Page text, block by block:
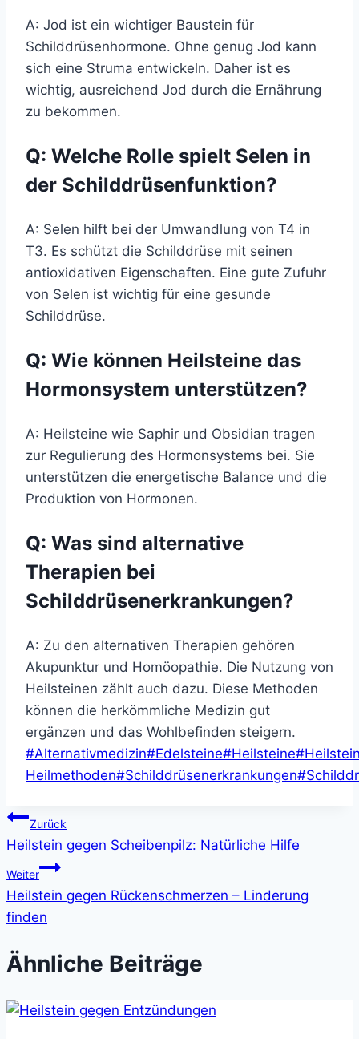
A: Jod ist ein wichtiger Baustein für
Schilddrüsenhormone. Ohne genug Jod kann
sich eine Struma entwickeln. Daher ist es
wichtig, ausreichend Jod durch die Ernährung
zu bekommen.
Q: Welche Rolle spielt Selen in
der Schilddrüsenfunktion?
A: Selen hilft bei der Umwandlung von T4 in
T3. Es schützt die Schilddrüse mit seinen
antioxidativen Eigenschaften. Eine gute Zufuhr
von Selen ist wichtig für eine gesunde
Schilddrüse.
Q: Wie können Heilsteine das
Hormonsystem unterstützen?
A: Heilsteine wie Saphir und Obsidian tragen
zur Regulierung des Hormonsystems bei. Sie
unterstützen die energetische Balance und die
Produktion von Hormonen.
Q: Was sind alternative
Therapien bei
Schilddrüsenerkrankungen?
A: Zu den alternativen Therapien gehören
Akupunktur und Homöopathie. Die Nutzung von
Heilsteinen zählt auch dazu. Diese Methoden
können die herkömmliche Medizin gut
ergänzen und das Wohlbefinden steigern.
Schlagworte:
#Alternativmedizin#Edelsteine#Heilsteine#
Heilmethoden#Schilddrüsenerkrankungen#
Beitragsnavigation
Zurück
Heilstein gegen Scheibenpilz: Natürliche Hilfe
Weiter
Heilstein gegen Rückenschmerzen – Linderung
finden
Ähnliche Beiträge